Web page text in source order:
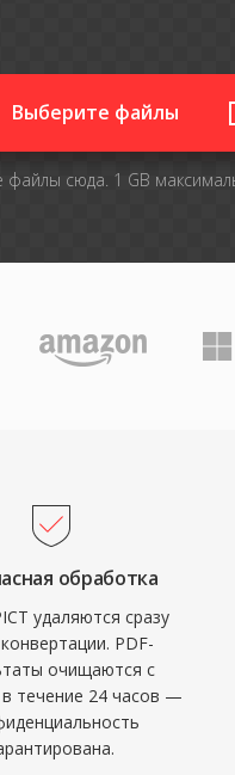
Выберите файлы
файлы сюда. 1 GB
обработка
удаляются сразу
PDF-
очищаются с
течение 24 часов —